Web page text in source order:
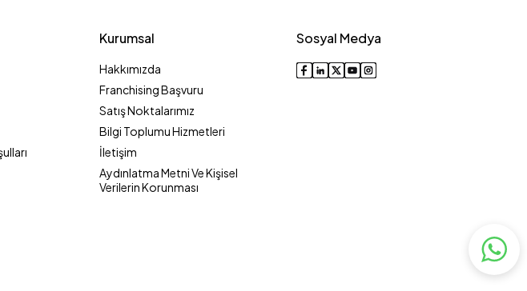
Kurumsal
Hakkımızda
Franchising Başvuru
Satış Noktalarımız
Bilgi Toplumu Hizmetleri
İletişim
Aydınlatma Metni Ve Kişisel
Verilerin Korunması
Sosyal Medya